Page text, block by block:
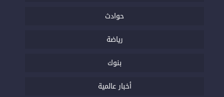
حوادث
رياضة
بنوك
أخبار عالمية